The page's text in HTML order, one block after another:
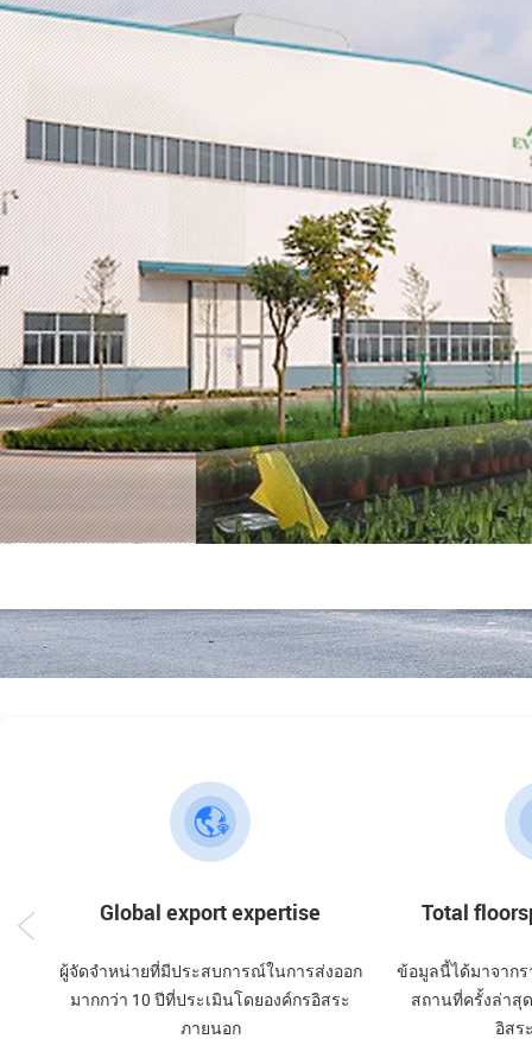
Global export expertise
ผู้จัดจำหน่ายที่มีประสบการณ์ในการส่งออก
มากกว่า 10 ปีที่ประเมินโดยองค์กรอิสระ
ภายนอก
Total
ข้อมูลนี้ได้มาจาก
สถานที่ครั้งล่าสุ
อิสร